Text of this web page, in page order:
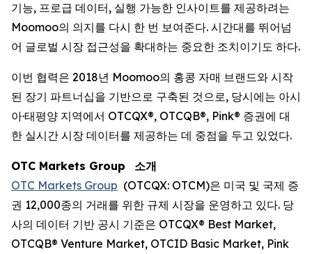
기능, 프로급 데이터, 실행 가능한 인사이트를 제공하려는
Moomoo의 의지를 다시 한 번 보여준다. 시간대를 뛰어넘
어 글로벌 시장 접근성을 확대하는 중요한 조치이기도 하다.
이번 협력은 2018년 Moomoo의 홍콩 자매 브랜드와 시작
된 장기 파트너십을 기반으로 구축된 것으로, 당시에는 아시
아·태평양 지역에서 OTCQX®, OTCQB®, Pink® 증권에 대
한 실시간 시장 데이터를 제공하는 데 중점을 두고 있었다.
OTC Markets Group
소개
OTC Markets Group (OTCQX: OTCM)은 미국 및 국제 증
권 12,000종의 거래를 위한 규제 시장을 운영하고 있다. 당
사의 데이터 기반 공시 기준은 OTCQX® Best Market,
OTCQB® Venture Market, OTCID Basic Market, Pink